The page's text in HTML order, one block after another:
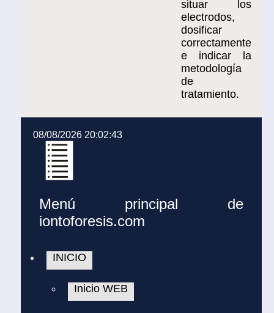
situar los
electrodos,
dosificar
correctamente
e indicar la
metodología
de
tratamiento.
08/08/2026 20:02:43
Menú principal de
iontoforesis.com
INICIO
Inicio WEB